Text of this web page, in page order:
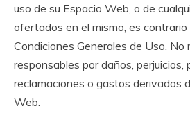
uso de su Espacio Web, o de
ofertados en el mismo, es
Condiciones Generales de Uso. No
responsables por daños, perjuicios,
reclamaciones o gastos derivados
Web.